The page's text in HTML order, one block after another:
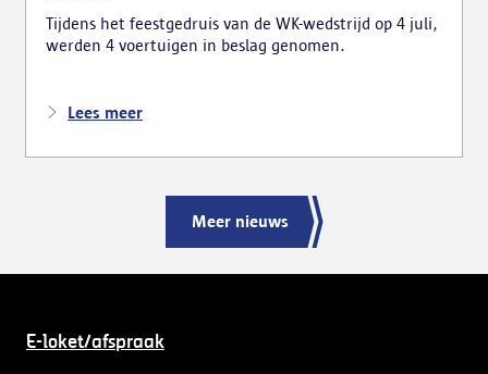
Tijdens het feestgedruis van de WK-wedstrijd op 4 juli,
werden 4 voertuigen in beslag genomen.
Lees meer
Meer nieuws
E-loket/afspraak